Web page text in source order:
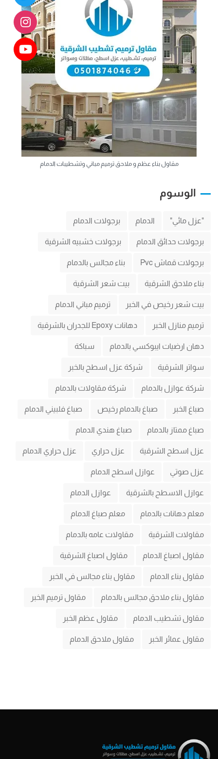
مقاول بناء عظم و ملاحق ترميم مباني وتشطيبات الدمام
الوسوم
"عزل مائي" الدمام برجولات الدمام
برجولات حدائق الدمام برجولات خشبيه الشرقية
برجولات قماش Pvc بناء مجالس بالدمام
بناء ملاحق الشرقية بيت شعر الشرقية
بيت شعر رخيص في الخبر ترميم مباني الدمام
ترميم منازل الخبر دهانات Epoxy للجدران بالشرقية
دهان ارضيات ايبوكسي بالدمام سباكة
سواتر الشرقية شركة عزل اسطح بالخبر
شركة عوازل بالدمام شركة مقاولات بالدمام
صباغ الخبر صباغ بالدمام رخيص صباغ فلبيني الدمام
صباغ ممتاز بالدمام صباغ هندي الدمام
عزل اسطح الشرقية عزل حراري عزل حراري الدمام
عزل صوتي عوازل اسطح الدمام
عوازل الاسطح بالشرقية عوازل الدمام
معلم دهانات بالدمام معلم صباغ الدمام
مقاولات الشرقية مقاولات عامه بالدمام
مقاول اصباغ الدمام مقاول اصباغ الشرقية
مقاول بناء الدمام مقاول بناء مجالس في الخبر
مقاول بناء ملاحق مجالس بالدمام مقاول ترميم الخبر
مقاول تشطيب الدمام مقاول عظم الخبر
مقاول عمائر الخبر مقاول ملاحق الدمام